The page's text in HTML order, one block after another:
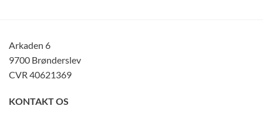
Arkaden 6
9700 Brønderslev
CVR 40621369
KONTAKT OS